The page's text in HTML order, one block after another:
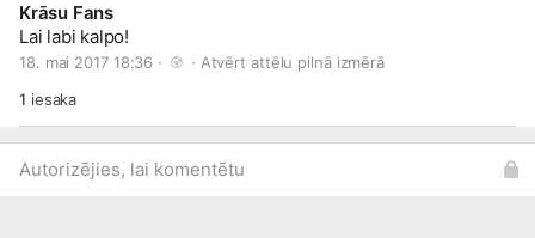
Krāsu Fans
Lai labi kalpo!
18. mai 2017 18:36 · · Atvērt attēlu pilnā izmērā
1 iesaka
Autorizējies, lai komentētu